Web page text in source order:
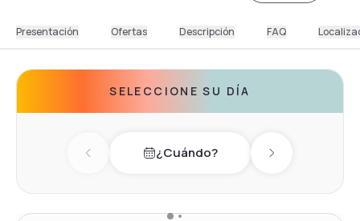
Presentación Ofertas Descripción FAQ
SELECCIONE SU DÍA
Previous day¿Cuándo? Next day